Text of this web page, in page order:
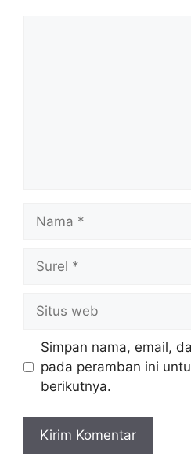
Nama
Surel
Situs
web
Simpan nama, email,
pada peramban ini
berikutnya.